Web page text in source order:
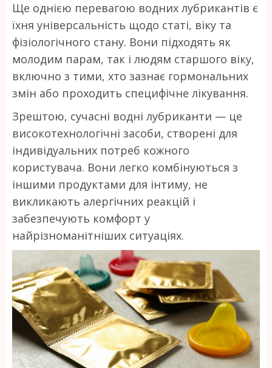
Ще однією перевагою водних лубрикантів є
їхня універсальність щодо статі, віку та
фізіологічного стану. Вони підходять як
молодим парам, так і людям старшого віку,
включно з тими, хто зазнає гормональних
змін або проходить специфічне лікування.
Зрештою, сучасні водні лубриканти — це
високотехнологічні засоби, створені для
індивідуальних потреб кожного
користувача. Вони легко комбінуються з
іншими продуктами для інтиму, не
викликають алергічних реакцій і
забезпечують комфорт у
найрізноманітніших ситуаціях.